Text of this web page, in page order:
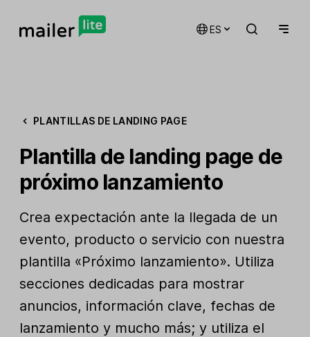
ES
PLANTILLAS DE LANDING PAGE
Plantilla de landing page de
próximo lanzamiento
Crea expectación ante la llegada de un
evento, producto o servicio con nuestra
plantilla «Próximo lanzamiento». Utiliza
secciones dedicadas para mostrar
anuncios, información clave, fechas de
lanzamiento y mucho más; y utiliza el